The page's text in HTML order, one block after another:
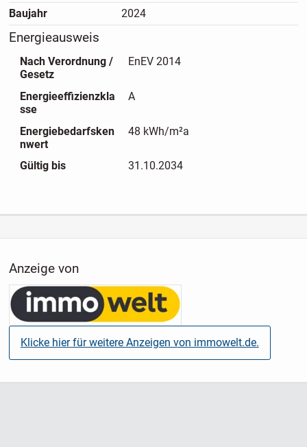
Baujahr 2024
Energieausweis
Nach Verordnung /
Gesetz
EnEV 2014
Energieeffizienzkla
sse
A
Energiebedarfsken
nwert
48 kWh/m²a
Gültig bis 31.10.2034
Anzeige von
Klicke hier für weitere Anzeigen von immowelt.de.